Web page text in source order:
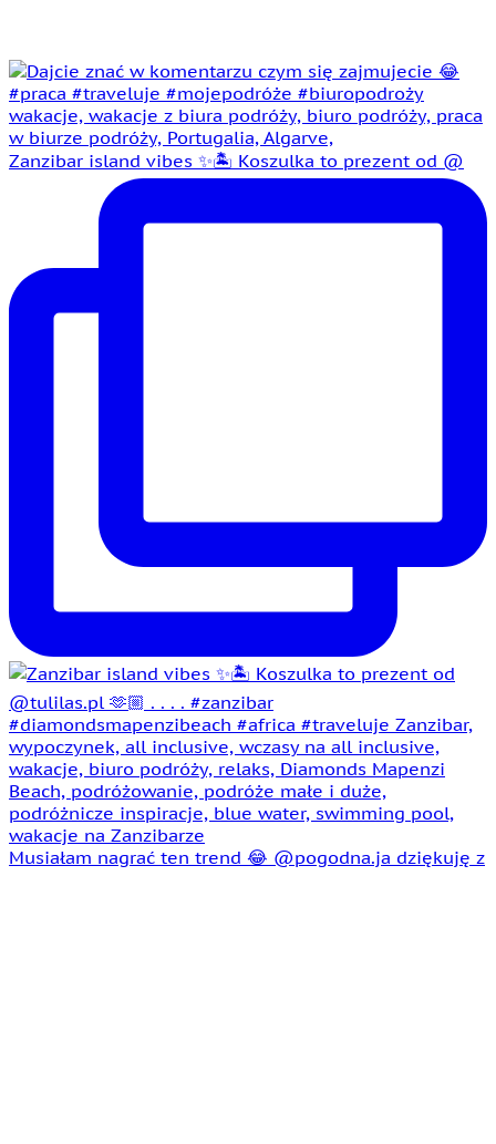
Zanzibar island vibes ✨🏝️ Koszulka to prezent od @
Musiałam nagrać ten trend 😂 @pogodna.ja dziękuję z